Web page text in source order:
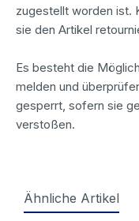
zugestellt worden ist.
sie den Artikel
Es besteht die
melden und
gesperrt, sofern sie
verstoßen.
Ähnliche Artikel